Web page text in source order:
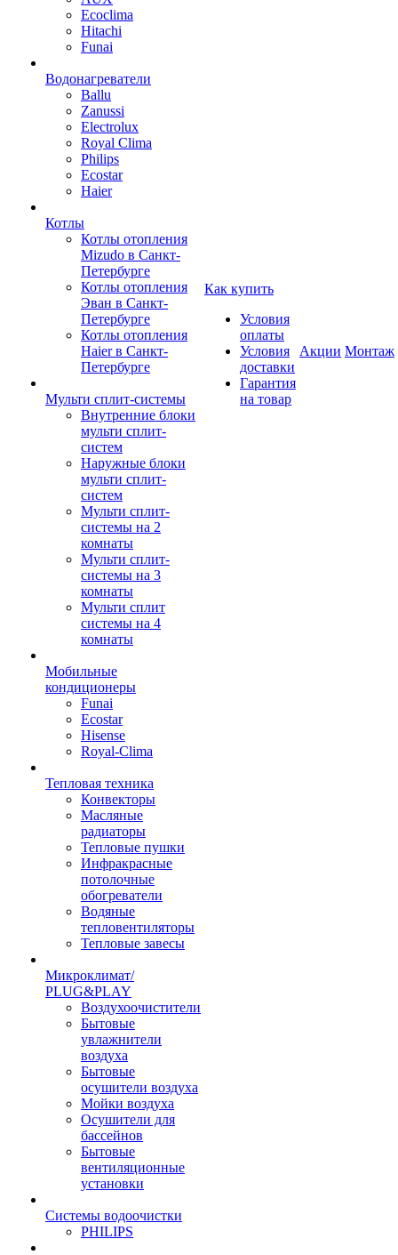
Ecoclima
Hitachi
Funai
Водонагреватели
Ballu
Zanussi
Electrolux
Royal Clima
Philips
Ecostar
Haier
Котлы
Котлы отопления
Mizudo в Санкт-
Петербурге
Котлы отопления
Эван в Санкт-
Петербурге
Котлы отопления
Haier в Санкт-
Петербурге
Мульти сплит-системы
Внутренние блоки
мульти сплит-
систем
Наружные блоки
мульти сплит-
систем
Мульти сплит-
системы на 2
комнаты
Мульти сплит-
системы на 3
комнаты
Мульти сплит
системы на 4
комнаты
Мобильные
кондиционеры
Funai
Ecostar
Hisense
Royal-Clima
Тепловая техника
Конвекторы
Масляные
радиаторы
Тепловые пушки
Инфракрасные
потолочные
обогреватели
Водяные
тепловентиляторы
Тепловые завесы
Микроклимат/
PLUG&PLAY
Воздухоочистители
Бытовые
увлажнители
воздуха
Бытовые
осушители воздуха
Мойки воздуха
Осушители для
бассейнов
Бытовые
вентиляционные
установки
Системы водоочистки
PHILIPS
Как купить
Условия
оплаты
Условия
доставки
Гарантия
на товар
Акции Монтаж